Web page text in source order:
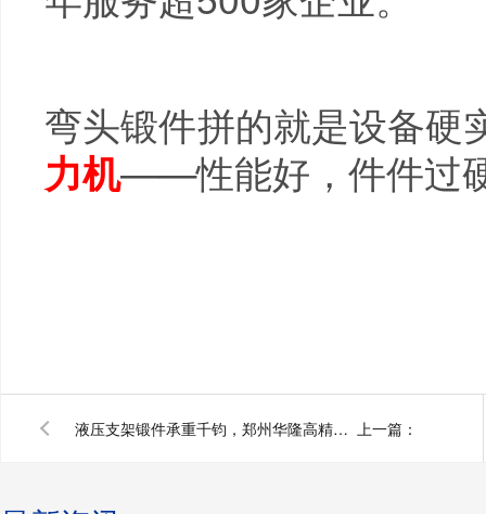
弯头锻件拼的就是设备硬
力机——性能好，件件过
上一篇：
液压支架锻件承重千钧，郑州华隆高精度压力机更先进